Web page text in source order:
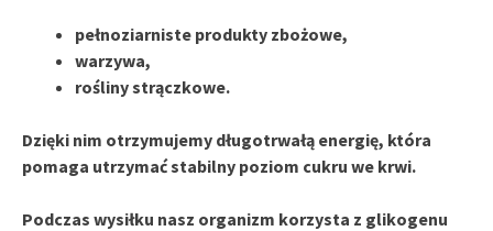
pełnoziarniste produkty zbożowe,
warzywa,
rośliny strączkowe.
Dzięki nim otrzymujemy długotrwałą energię, która
pomaga utrzymać stabilny poziom cukru we krwi.
Podczas wysiłku nasz organizm korzysta z glikogenu